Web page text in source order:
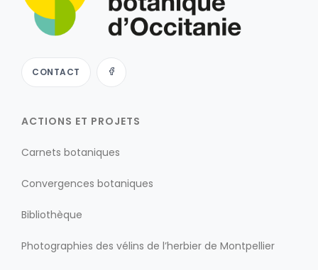
CONTACT
ACTIONS ET PROJETS
Carnets botaniques
Convergences botaniques
Bibliothèque
Photographies des vélins de l’herbier de Montpellier